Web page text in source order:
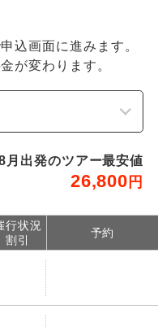
込画面に進みます。
が変わります。
月出発のツアー最安値
26,800 円
行状況
割引
予約